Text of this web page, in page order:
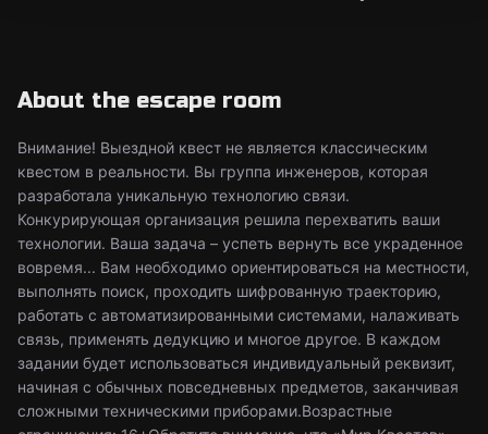
About the escape room
Внимание! Выездной квест не является классическим
квестом в реальности. Вы группа инженеров, которая
разработала уникальную технологию связи.
Конкурирующая организация решила перехватить ваши
технологии. Ваша задача – успеть вернуть все украденное
вовремя... Вам необходимо ориентироваться на местности,
выполнять поиск, проходить шифрованную траекторию,
работать с автоматизированными системами, налаживать
связь, применять дедукцию и многое другое. В каждом
задании будет использоваться индивидуальный реквизит,
начиная с обычных повседневных предметов, заканчивая
сложными техническими приборами.Возрастные